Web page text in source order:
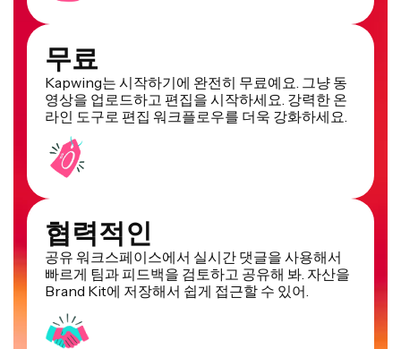
무료
Kapwing는 시작하기에 완전히 무료예요. 그냥 동
영상을 업로드하고 편집을 시작하세요. 강력한 온
라인 도구로 편집 워크플로우를 더욱 강화하세요.
협력적인
공유 워크스페이스에서 실시간 댓글을 사용해서
빠르게 팀과 피드백을 검토하고 공유해 봐. 자산을
Brand Kit에 저장해서 쉽게 접근할 수 있어.